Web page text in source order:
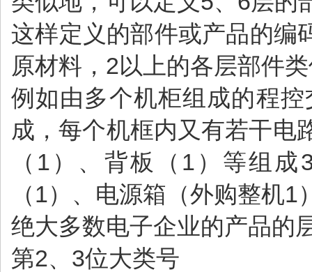
这样定义的部件或产品的编
原材料，2以上的各层部件
例如由多个机柜组成的程
成，每个机框内又有若干电
（1）、背板（1）等组
（1）、电源箱（外购整机
绝大多数电子企业的产品的
第2、3位大类号